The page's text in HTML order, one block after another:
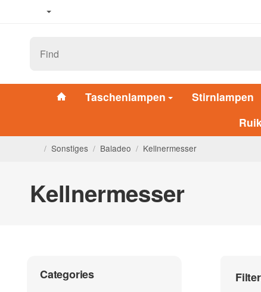
Taschenlampen Stirnlampen
/ Sonstiges / Baladeo / Kellnermesser
Kellnermesser
Categories